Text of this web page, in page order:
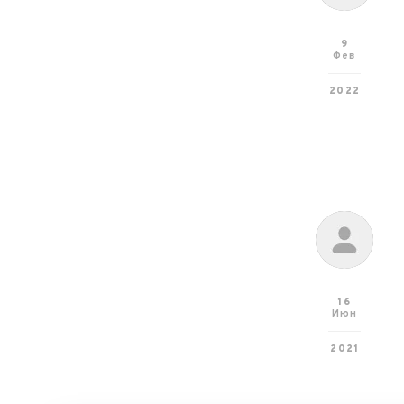
9
Фев
2022
16
Июн
2021